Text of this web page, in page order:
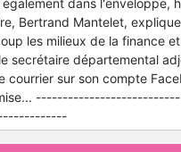
dans l'enveloppe,
Bertrand Mantelet,
les milieux de la finance
secrétaire départemental
courrier sur son compte